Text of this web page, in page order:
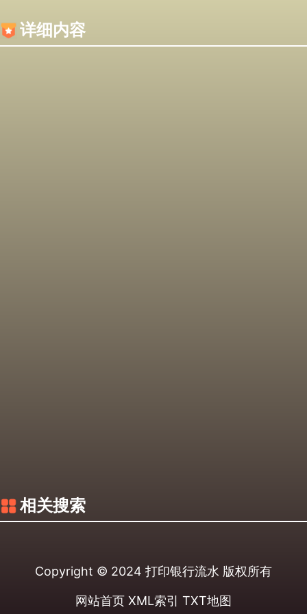
详细内容
相关搜索
Copyright © 2024 打印银行流水 版权所有
网站首页 XML索引 TXT地图